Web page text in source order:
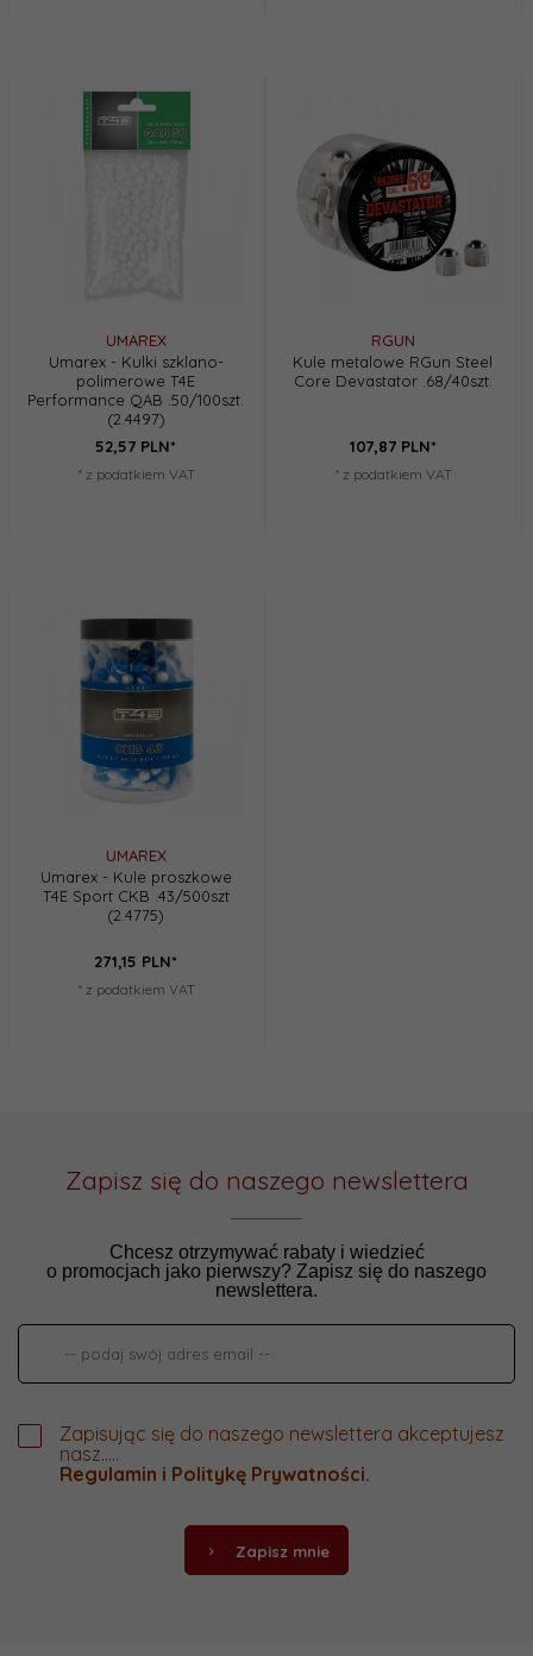
UMAREX
Umarex - Kulki szklano-
polimerowe T4E
Performance QAB .50/100szt.
(2.4497)
52,57 PLN*
* z podatkiem VAT
RGUN
Kule metalowe RGun Steel
Core Devastator .68/40szt.
107,87 PLN*
* z podatkiem VAT
UMAREX
Umarex - Kule proszkowe
T4E Sport CKB .43/500szt
(2.4775)
271,15 PLN*
* z podatkiem VAT
Zapisz się do naszego newslettera
Chcesz otrzymywać rabaty i wiedzieć
o promocjach jako pierwszy? Zapisz się do naszego
newslettera.
Zapisując się do naszego newslettera akceptujesz
nasz.....
Regulamin i Politykę Prywatności.
Zapisz mnie